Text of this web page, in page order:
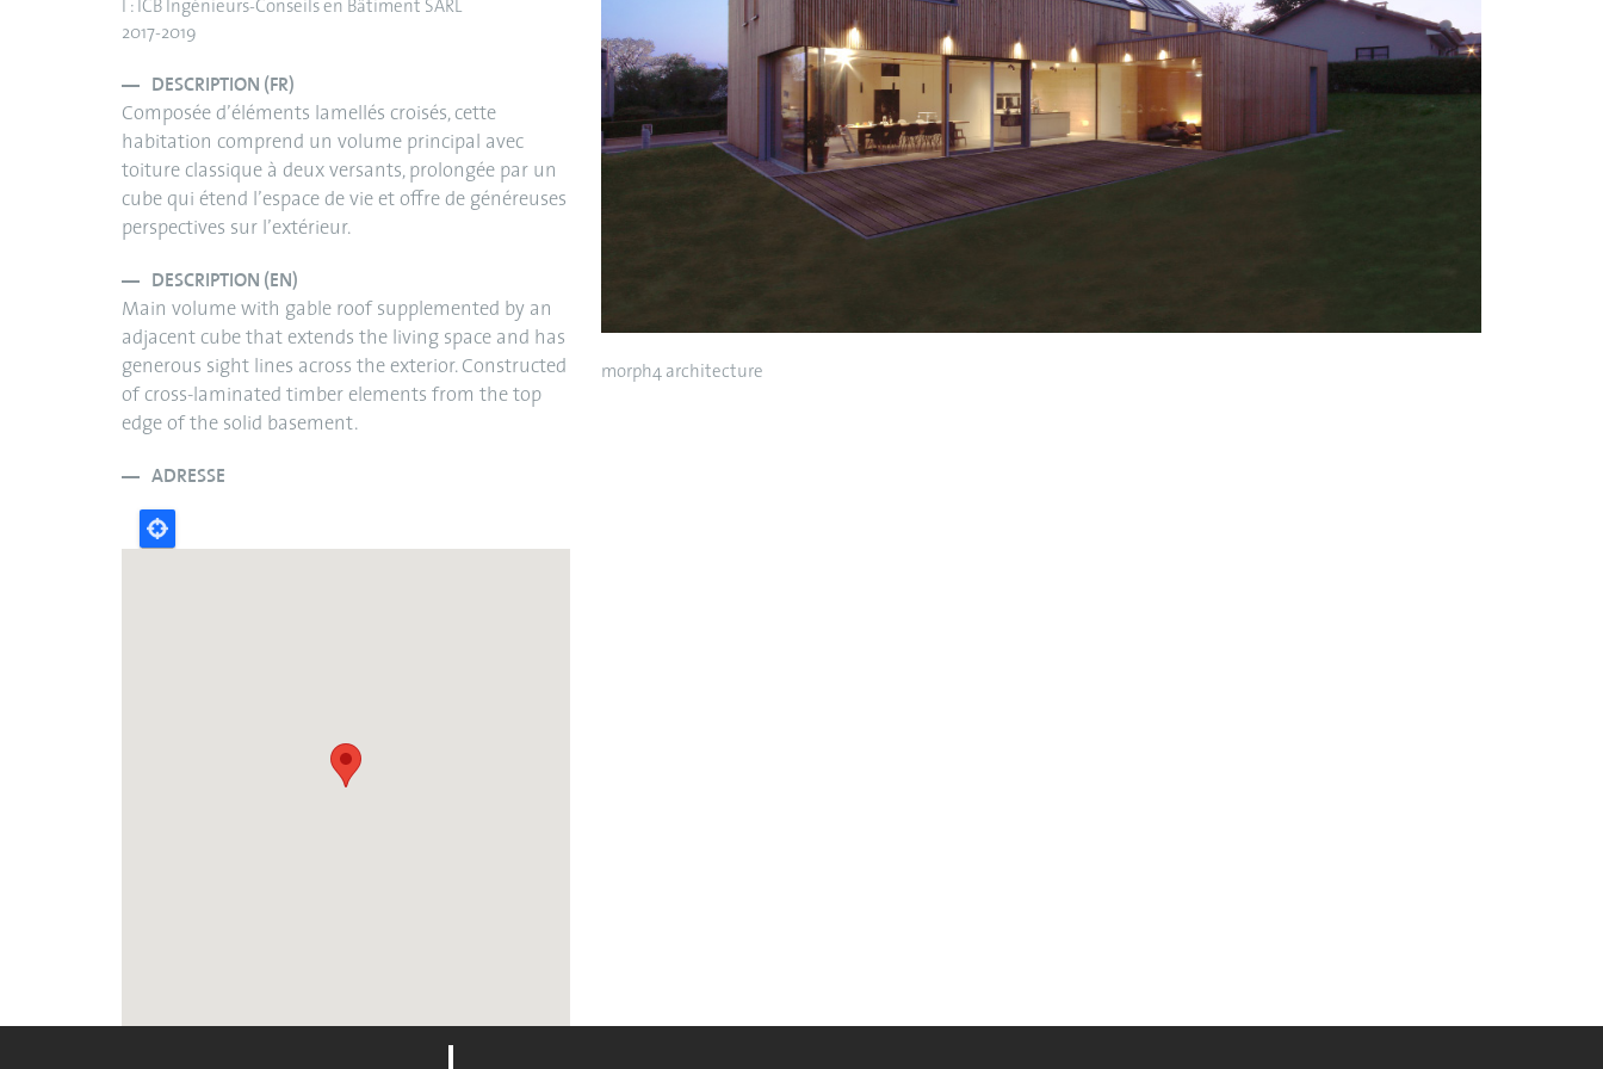
I : ICB Ingénieurs-Conseils en Bâtiment SARL
2017-2019
DESCRIPTION (FR)
Composée d’éléments lamellés croisés, cette
habitation comprend un volume principal avec
toiture classique à deux versants, prolongée par un
cube qui étend l’espace de vie et offre de généreuses
perspectives sur l’extérieur.
DESCRIPTION (EN)
Main volume with gable roof supplemented by an
adjacent cube that extends the living space and has
generous sight lines across the exterior. Constructed
of cross-laminated timber elements from the top
edge of the solid basement.
ADRESSE
morph4 architecture